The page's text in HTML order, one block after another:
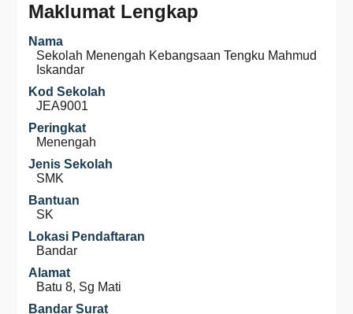
Maklumat Lengkap
Nama
Sekolah Menengah Kebangsaan Tengku Mahmud
Iskandar
Kod Sekolah
JEA9001
Peringkat
Menengah
Jenis Sekolah
SMK
Bantuan
SK
Lokasi Pendaftaran
Bandar
Alamat
Batu 8, Sg Mati
Bandar Surat